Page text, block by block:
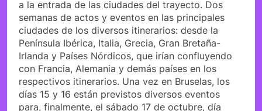
a la entrada de las ciudades del trayecto. Dos
semanas de actos y eventos en las principales
ciudades de los diversos itinerarios: desde la
Península Ibérica, Italia, Grecia, Gran Bretaña-
Irlanda y Países Nórdicos, que irían confluyendo
con Francia, Alemania y demás países en los
respectivos itinerarios. Una vez en Bruselas, los
días 15 y 16 están previstos diversos eventos
para, finalmente, el sábado 17 de octubre, día